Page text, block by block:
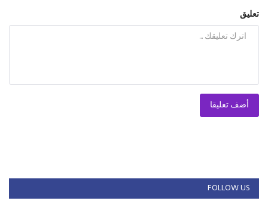
تعليق
أضف تعليقا
FOLLOW US